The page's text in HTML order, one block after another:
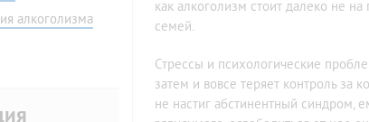
В дневном стационаре
Гипнозом
По методу Довженко
По методу Шичко
Ресоциализация
как алкоголизм стоит далеко не
семей.
Стрессы и психологические
затем и вовсе теряет контроль за
не настиг абстинентный синдром,
алкоголизма